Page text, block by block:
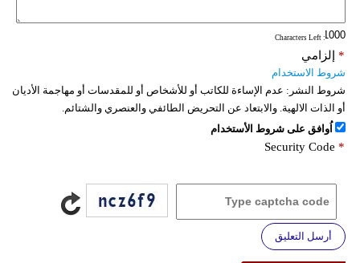
: Characters Left
إلزامي *
شروط الاستخدام
شروط النشر: عدم الإساءة للكاتب أو للأشخاص أو للمقدسات أو مهاجمة الأديان
أو الذات الالهية. والابتعاد عن التحريض الطائفي والعنصري والشتائم.
اُوافق على شروط الأستخدام
Security Code *
أرسل التعليق